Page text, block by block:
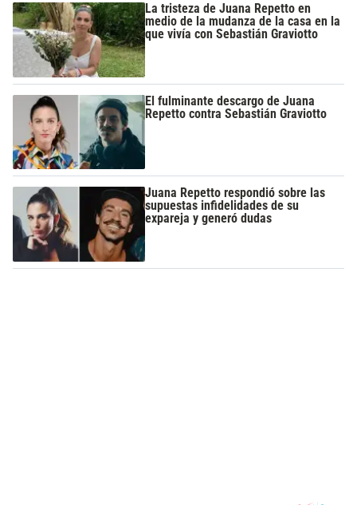
La tristeza de Juana Repetto en
medio de la mudanza de la casa en la
que vivía con Sebastián Graviotto
El fulminante descargo de Juana
Repetto contra Sebastián Graviotto
Juana Repetto respondió sobre las
supuestas infidelidades de su
expareja y generó dudas